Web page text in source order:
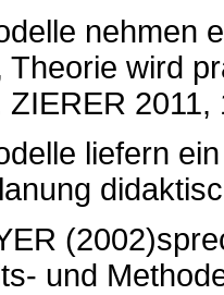
nehmen
Theorie wird
2011,
liefern
und